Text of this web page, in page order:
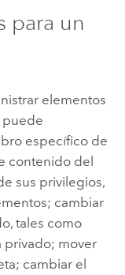
para un
elementos
puede
específico de
contenido del
sus privilegios,
cambiar
tales como
privado; mover
cambiar el